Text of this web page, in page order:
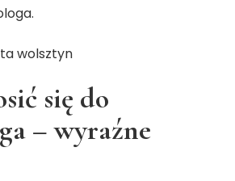
wolsztyn
się do
– wyraźne